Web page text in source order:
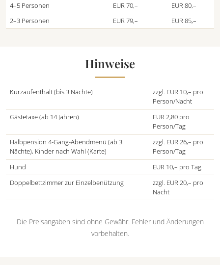
4–5 Personen EUR 70,–
EUR 80,–
2–3 Personen
EUR 79,– EUR 85,–
Hinweise
Kurzaufenthalt (bis 3 Nächte)
zzgl. EUR 10,– pro
Person/Nacht
Gästetaxe (ab 14 Jahren)
EUR 2,80 pro
Person/Tag
Halbpension 4-Gang-Abendmenü (ab 3
Nächte), Kinder nach Wahl (Karte)
zzgl. EUR 26,– pro
Person/Tag
Hund
EUR 10,– pro Tag
Doppelbettzimmer zur Einzelbenützung
zzgl. EUR 20,– pro
Nacht
Die Preisangaben sind ohne Gewähr. Fehler und Änderungen
vorbehalten.